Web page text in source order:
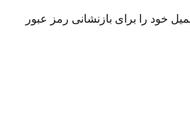
خود را برای بازنشانی رمز عبور